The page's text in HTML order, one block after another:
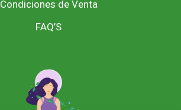
Condiciones de Venta
FAQ’S